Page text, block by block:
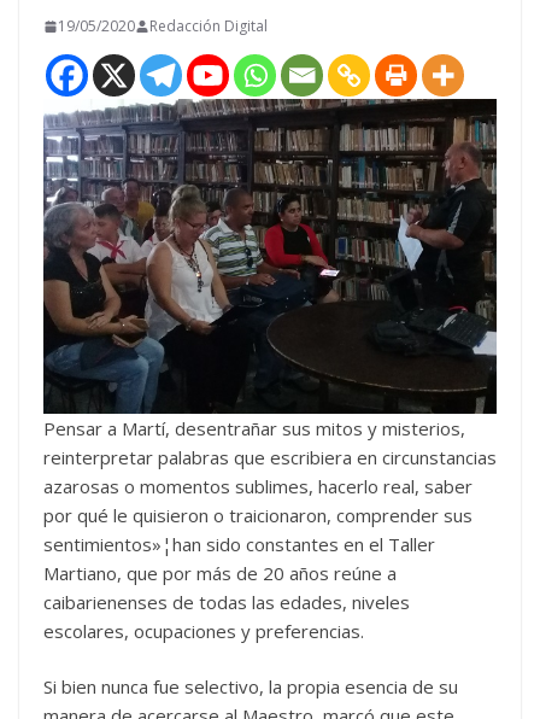
19/05/2020 Redacción Digital
Pensar a Martí, desentrañar sus mitos y misterios,
reinterpretar palabras que escribiera en circunstancias
azarosas o momentos sublimes, hacerlo real, saber
por qué le quisieron o traicionaron, comprender sus
sentimientos»¦han sido constantes en el Taller
Martiano, que por más de 20 años reúne a
caibarienenses de todas las edades, niveles
escolares, ocupaciones y preferencias.
Si bien nunca fue selectivo, la propia esencia de su